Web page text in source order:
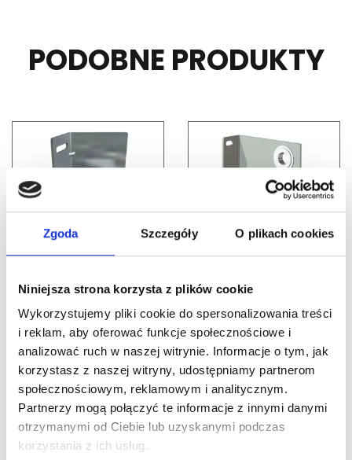
Zgoda Szczegóły O plikach cookies
Niniejsza strona korzysta z plików cookie
Wykorzystujemy pliki cookie do spersonalizowania treści
i reklam, aby oferować funkcje społecznościowe i
analizować ruch w naszej witrynie. Informacje o tym, jak
korzystasz z naszej witryny, udostępniamy partnerom
społecznościowym, reklamowym i analitycznym.
Partnerzy mogą połączyć te informacje z innymi danymi
otrzymanymi od Ciebie lub uzyskanymi podczas
korzystania z ich usług.
PODOBNE PRODUKTY
Nr Art.:13041
Podpora boczna
naścienna
Cena detaliczna (brutto)
45,26 zł / para
na stanie
Nr Art.:188138
Uchwyt boczny z
łożyskiem, odległość
od ściany – 111 mm, kg
4mm
Cena detaliczna (brutto)
77,00zł/ para